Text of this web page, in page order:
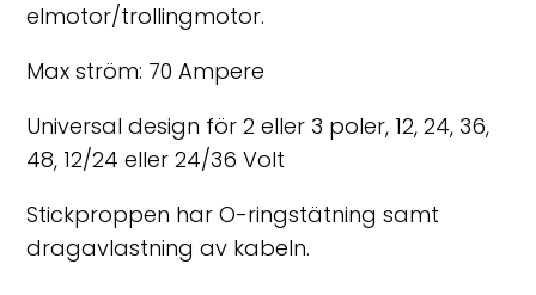
elmotor/trollingmotor.
Max ström: 70 Ampere
Universal design för 2 eller 3 poler, 12, 24, 36,
48, 12/24 eller 24/36 Volt
Stickproppen har O-ringstätning samt
dragavlastning av kabeln.